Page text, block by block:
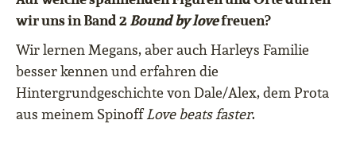
wir uns in Band 2 Bound by lovefreuen?
Wir lernen Megans, aber auch Harleys Familie
besser kennen und erfahren die
Hintergrundgeschichte von Dale/Alex, dem Prota
aus meinem SpinoffLove beats faster.